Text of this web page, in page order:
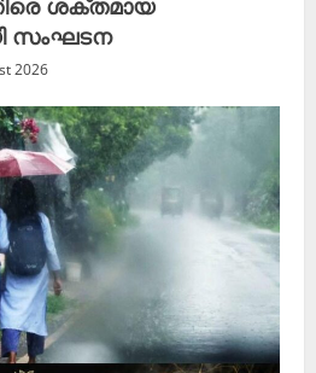
സംഘടന
2026